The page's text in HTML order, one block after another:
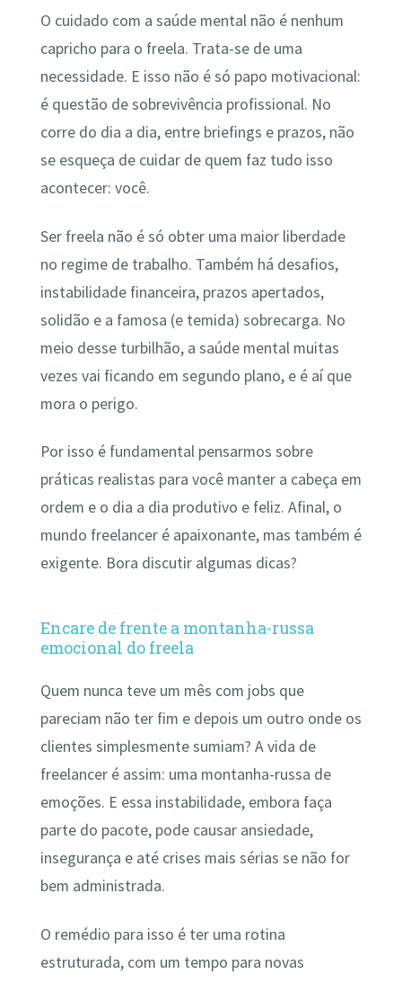
O cuidado com a saúde mental não é nenhum
capricho para o freela. Trata-se de uma
necessidade. E isso não é só papo motivacional:
é questão de sobrevivência profissional. No
corre do dia a dia, entre briefings e prazos, não
se esqueça de cuidar de quem faz tudo isso
acontecer: você.
Ser freela não é só obter uma maior liberdade
no regime de trabalho. Também há desafios,
instabilidade financeira, prazos apertados,
solidão e a famosa (e temida) sobrecarga. No
meio desse turbilhão, a saúde mental muitas
vezes vai ficando em segundo plano, e é aí que
mora o perigo.
Por isso é fundamental pensarmos sobre
práticas realistas para você manter a cabeça em
ordem e o dia a dia produtivo e feliz. Afinal, o
mundo freelancer é apaixonante, mas também é
exigente. Bora discutir algumas dicas?
Encare de frente a montanha-russa
emocional do freela
Quem nunca teve um mês com jobs que
pareciam não ter fim e depois um outro onde os
clientes simplesmente sumiam? A vida de
freelancer é assim: uma montanha-russa de
emoções. E essa instabilidade, embora faça
parte do pacote, pode causar ansiedade,
insegurança e até crises mais sérias se não for
bem administrada.
O remédio para isso é ter uma rotina
estruturada, com um tempo para novas